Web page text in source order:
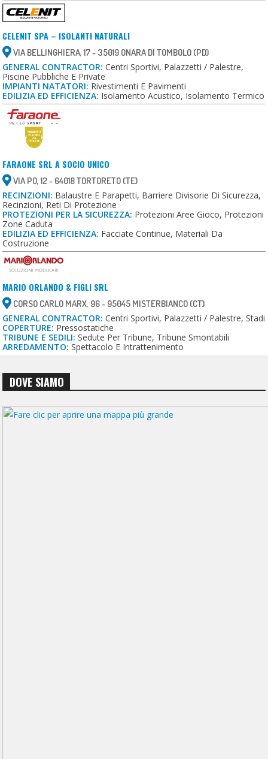
CELENIT SPA – ISOLANTI NATURALI
VIA BELLINGHIERA, 17 - 35019 ONARA DI TOMBOLO (PD)
GENERAL CONTRACTOR: Centri Sportivi, Palazzetti / Palestre,
Piscine Pubbliche E Private
IMPIANTI NATATORI: Rivestimenti E Pavimenti
EDILIZIA ED EFFICIENZA: Isolamento Acustico, Isolamento Termico
FARAONE SRL A SOCIO UNICO
VIA PO, 12 - 64018 TORTORETO (TE)
RECINZIONI: Balaustre E Parapetti, Barriere Divisorie Di Sicurezza,
Recinzioni, Reti Di Protezione
PROTEZIONI PER LA SICUREZZA: Protezioni Aree Gioco, Protezioni
Zone Caduta
EDILIZIA ED EFFICIENZA: Facciate Continue, Materiali Da
Costruzione
MARIO ORLANDO & FIGLI SRL
CORSO CARLO MARX, 96 - 95045 MISTERBIANCO (CT)
GENERAL CONTRACTOR: Centri Sportivi, Palazzetti / Palestre, Stadi
COPERTURE: Pressostatiche
TRIBUNE E SEDILI: Sedute Per Tribune, Tribune Smontabili
ARREDAMENTO: Spettacolo E Intrattenimento
DOVE SIAMO